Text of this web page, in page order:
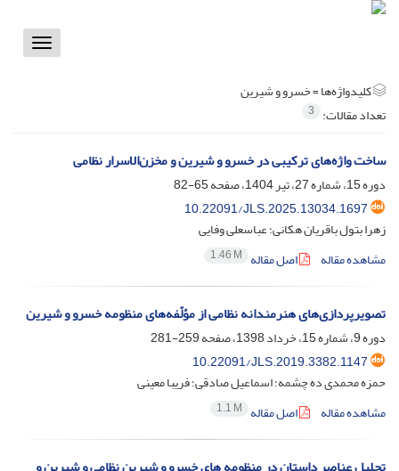
Toggle
کلیدواژه‌ها =خسرو و شیرین
تعداد مقالات: 3
ساخت واژه‌های ترکیبی در خسرو و شیرین و مخزن‌الاسرار نظامی
دوره 15، شماره 27، تیر 1404، صفحه
65-82
10.22091/JLS.2025.13034.1697
زهرا بتول باقریان هکانی؛ عباسعلی وفایی
مشاهده مقاله
اصل مقاله 1.46 M
تصویرپردازی‌های هنرمندانه نظامی از مؤلّفه‌‌های منظومه خسرو و شیرین
دوره 9، شماره 15، خرداد 1398، صفحه
259-281
10.22091/JLS.2019.3382.1147
حمزه محمدی ده چشمه؛ اسماعیل صادقی؛ فریبا معینی
مشاهده مقاله
اصل مقاله 1.1 M